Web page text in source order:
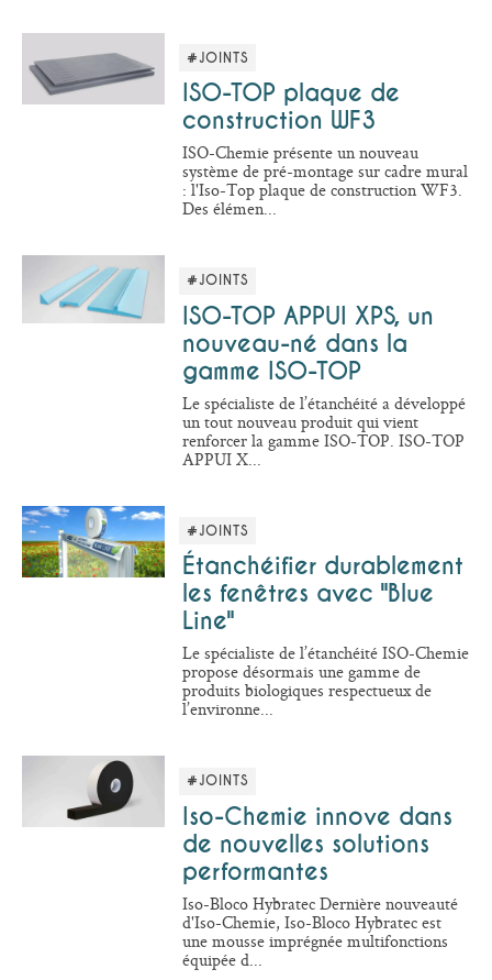
#JOINTS
ISO-TOP plaque de
construction WF3
ISO-Chemie présente un nouveau
système de pré-montage sur cadre mural
: l'Iso-Top plaque de construction WF3.
Des élémen...
#JOINTS
ISO-TOP APPUI XPS, un
nouveau-né dans la
gamme ISO-TOP
Le spécialiste de l’étanchéité a développé
un tout nouveau produit qui vient
renforcer la gamme ISO-TOP. ISO-TOP
APPUI X...
#JOINTS
Étanchéifier durablement
les fenêtres avec "Blue
Line"
Le spécialiste de l’étanchéité ISO-Chemie
propose désormais une gamme de
produits biologiques respectueux de
l’environne...
#JOINTS
Iso-Chemie innove dans
de nouvelles solutions
performantes
Iso-Bloco Hybratec Dernière nouveauté
d'Iso-Chemie, Iso-Bloco Hybratec est
une mousse imprégnée multifonctions
équipée d...